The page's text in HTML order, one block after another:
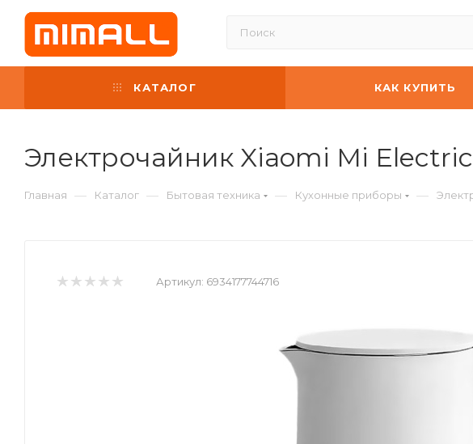
КАТАЛОГ КАК КУПИТЬ
Электрочайник Xiaomi Mi
Главная — Каталог — Бытовая техника — Кухонные приборы —
Артикул: 6934177744716